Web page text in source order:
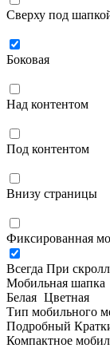
Сверху под
Боковая
Над контентом
Под контентом
Внизу страницы
Фиксированная
Всегда При
Мобильная шапка
Белая Цветная
Тип мобильного
Подробный
Компактное